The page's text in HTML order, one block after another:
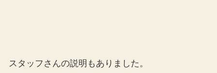
スタッフさんの説明もありました。